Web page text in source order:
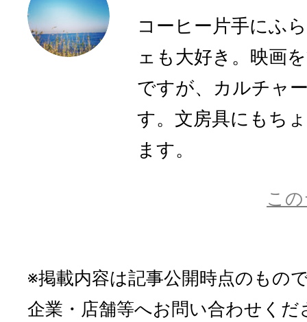
コーヒー片手にふ
ェも大好き。映画
ですが、カルチャ
す。文房具にもち
ます。
こ
※掲載内容は記事公開時点のもの
企業・店舗等へお問い合わせくだ